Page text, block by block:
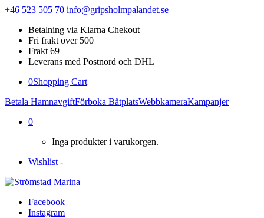
+46 523 505 70 info@gripsholmpalandet.se
Betalning via Klarna Chekout
Fri frakt over 500
Frakt 69
Leverans med Postnord och DHL
0Shopping Cart
Betala HamnavgiftFörboka BåtplatsWebbkameraKampanjer
0
Inga produkter i varukorgen.
Wishlist -
Facebook
Instagram